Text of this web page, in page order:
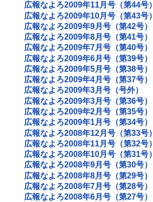
広報なよろ2009年11月号（第44号）
広報なよろ2009年10月号（第43号）
広報なよろ2009年9月号（第42号）
広報なよろ2009年8月号（第41号）
広報なよろ2009年7月号（第40号）
広報なよろ2009年6月号（第39号）
広報なよろ2009年5月号（第38号）
広報なよろ2009年4月号（第37号）
広報なよろ2009年3月号（号外）
広報なよろ2009年3月号（第36号）
広報なよろ2009年2月号（第35号）
広報なよろ2009年1月号（第34号）
広報なよろ2008年12月号（第33号）
広報なよろ2008年11月号（第32号）
広報なよろ2008年10月号（第31号）
広報なよろ2008年9月号（第30号）
広報なよろ2008年8月号（第29号）
広報なよろ2008年7月号（第28号）
広報なよろ2008年6月号（第27号）